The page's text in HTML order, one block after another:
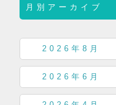
月別アーカイブ
2026年8月
2026年6月